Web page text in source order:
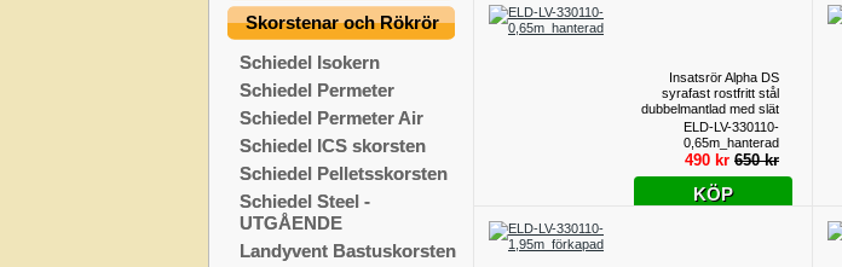
Skorstenar och Rökrör
Schiedel Isokern
Schiedel Permeter
Schiedel Permeter Air
Schiedel ICS skorsten
Schiedel Pelletsskorsten
Schiedel Steel -
UTGÅENDE
Landyvent Bastuskorsten
Insatsrör Alpha DS
syrafast rostfritt stål
dubbelmantlad med slät
insida inv.110mm
utv.118mm - Längd 0,65
meter, hanterad
ELD-LV-330110-
0,65m_hanterad
490 kr 650 kr
KÖP